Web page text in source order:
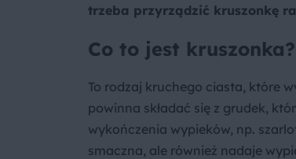
trzeba przyrządzić kruszonkę
Co to jest kruszonka?
To rodzaj kruchego ciasta, które
powinna składać się z grudek,
wykończenia wypieków, np.
smaczna, ale również nadaje